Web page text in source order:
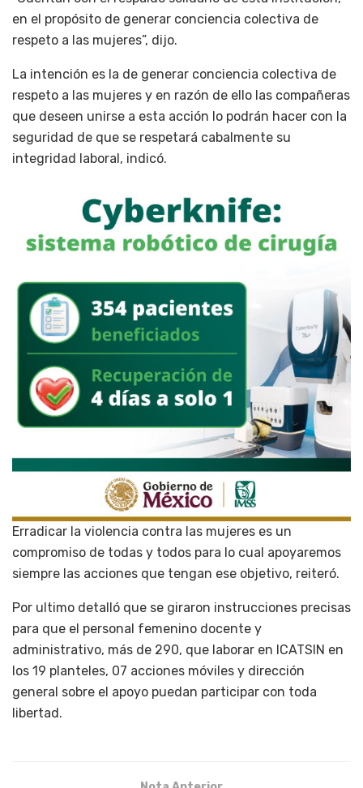
en el propósito de generar conciencia colectiva de
respeto a las mujeres”, dijo.
La intención es la de generar conciencia colectiva de
respeto a las mujeres y en razón de ello las compañeras
que deseen unirse a esta acción lo podrán hacer con la
seguridad de que se respetará cabalmente su
integridad laboral, indicó.
Erradicar la violencia contra las mujeres es un
compromiso de todas y todos para lo cual apoyaremos
siempre las acciones que tengan ese objetivo, reiteró.
Por ultimo detalló que se giraron instrucciones precisas
para que el personal femenino docente y
administrativo, más de 290, que laborar en ICATSIN en
los 19 planteles, 07 acciones móviles y dirección
general sobre el apoyo puedan participar con toda
libertad.